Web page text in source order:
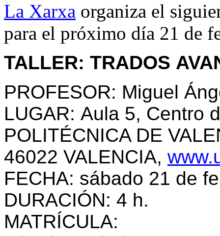
La Xarxa organiza el
para el próximo día 21 de
TALLER: TRADOS
PROFESOR: Miguel
LUGAR: Aula 5, Centro
POLITÉCNICA DE
46022 VALENCIA,
FECHA: sábado 21 de
DURACIÓN: 4 h.
MATRÍCULA: